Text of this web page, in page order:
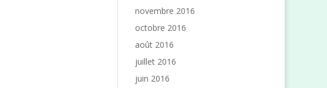
novembre 2016
octobre 2016
août 2016
juillet 2016
juin 2016